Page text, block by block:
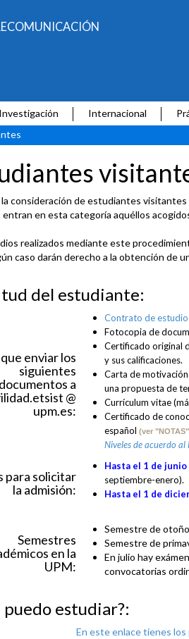
Investigación Internacional
consideración de estudiantes
entran en esta categoría aquéllos
realizados mediante este
caso darán derecho a la obtención de
del estudiante:
enviar los
siguientes
documentos a
@
upm.es:
Contrato de
Fotocopia de
Certificado original
y sus calificaciones.
Carta de motivación
una propuesta de
Currículum vitae
Certificado de
español (ver
Niveles de acuerdo al
para solicitar
la admisión:
Hasta el 1 de junio
septiembre-enero).
Hasta el 1 de
Semestres
en la
UPM:
Semestre de
Semestre de
En julio hay
convocatorias
puedo estudiar?:
En este enlace tienes